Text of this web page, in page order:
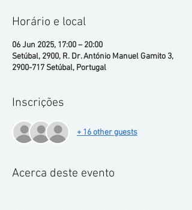
Horário e local
06 Jun 2025, 17:00 – 20:00
Setúbal, 2900, R. Dr. António Manuel Gamito 3,
2900-717 Setúbal, Portugal
Inscrições
+ 16 other guests
Acerca deste evento